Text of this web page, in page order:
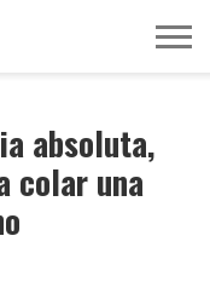
absoluta,
colar una